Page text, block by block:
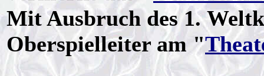
Mit Ausbruch des 1.
Oberspielleiter am "